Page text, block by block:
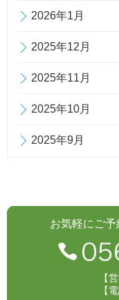
2026年1月
2025年12月
2025年11月
2025年10月
2025年9月
お気軽にご予
【
【